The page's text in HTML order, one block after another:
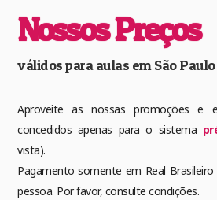
Nossos Preços
válidos para aulas em São Paulo
Aproveite as nossas promoções e
concedidos apenas para o sistema
vista).
Pagamento somente em Real
pessoa. Por favor, consulte condições.